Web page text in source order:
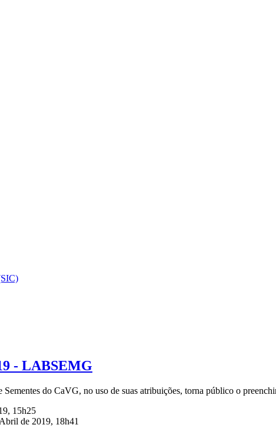
- LABSEMG
do CaVG, no uso de suas atribuições, torna público o
15h25
de 2019, 18h41